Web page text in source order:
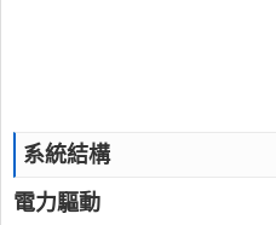
系統結構
電力驅動